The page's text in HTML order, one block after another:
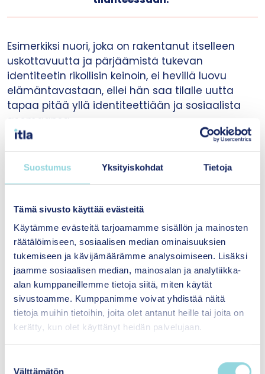
Suostumus Yksityiskohdat Tietoja
Tämä sivusto käyttää evästeitä
Käytämme evästeitä tarjoamamme sisällön ja mainosten
räätälöimiseen, sosiaalisen median ominaisuuksien
tukemiseen ja kävijämäärämme analysoimiseen. Lisäksi
jaamme sosiaalisen median, mainosalan ja analytiikka-
alan kumppaneillemme tietoja siitä, miten käytät
sivustoamme. Kumppanimme voivat yhdistää näitä
tietoja muihin tietoihin, joita olet antanut heille tai joita on
kerätty, kun olet käyttänyt heidän palvelujaan.
Välttämätön
Esimerkiksi nuori, joka on rakentanut itselleen
uskottavuutta ja pärjäämistä tukevan
identiteetin rikollisin keinoin, ei hevillä luovu
elämäntavastaan, ellei hän saa tilalle uutta
tapaa pitää yllä identiteettiään ja sosiaalista
asemaansa.
Ungar kertoo kirjassaan Change Your World
(Sutherland House, 2020) esimerkin oman
tutkijanuransa mullistaneesta 15-vuotiaasta
Hyvää tarkoittavien terapeuttien ja
sosiaalityöntekijöiden auttamisyritykset
näyttäytyivät tytölle täysin merkityksettöminä.
Tunne-elämän tai koulunkäynnin tuki ei
tarjonnut mitään sellaista, mikä voisi kilpailla
onnistuneiden varkauksien tarjoaman vallan
tunteen kanssa. Taitavan autovarkaan
identiteetti oli parasta, mitä tyttö oli onnistunut
turvakseen rakentamaan niistä aineksista, joita
Kouluopetuksessa pahasti jälkeen jäänyttä,